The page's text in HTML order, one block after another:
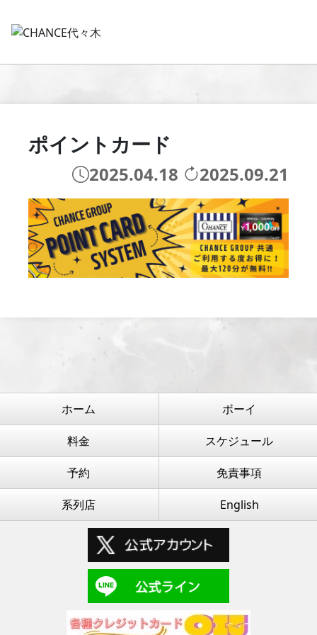
ポイントカード
2025.04.18 2025.09.21
ホーム ボーイ
料金 スケジュール
予約 免責事項
系列店 English